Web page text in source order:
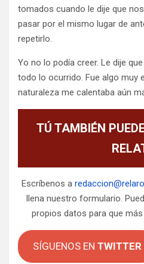
tomados cuando le dije que
pasar por el mismo lugar de
repetirlo.
Yo no lo podía creer. Le dije
todo lo ocurrido. Fue algo muy
naturaleza me calentaba aún
TÚ TAMBIÉN
Escríbenos a
llena nuestro formulario.
propios datos para que
SÍGUENOS EN TWITTER